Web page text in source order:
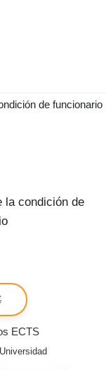
la condición de
ECTS